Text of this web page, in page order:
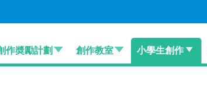
作奬勵計劃 創作教室 小學生創作